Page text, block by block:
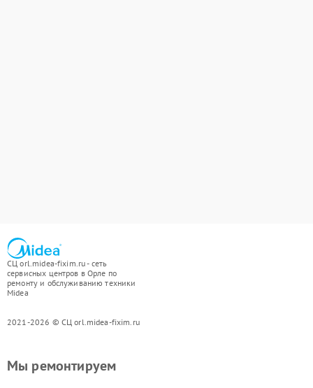
СЦ orl.midea-fixim.ru - сеть
сервисных центров в Орле по
ремонту и обслуживанию техники
Midea
2021-2026 © СЦ orl.midea-fixim.ru
Мы ремонтируем